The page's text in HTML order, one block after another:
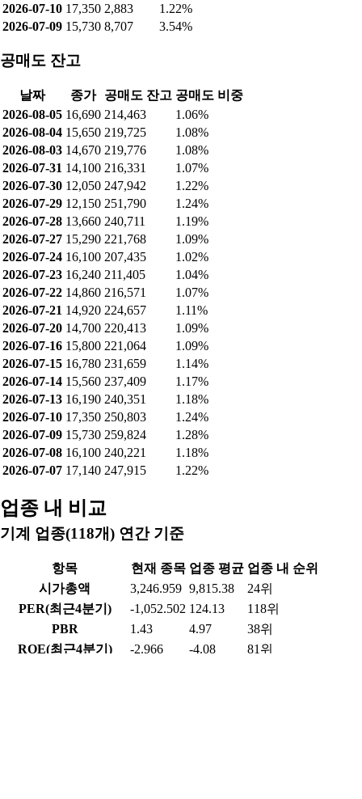
2026-07-10 17,350 2,883
1.22%
2026-07-09 15,730 8,707 3.54%
공매도 잔고
날짜 종가 공매도 잔고 공매도 비중
2026-08-05 16,690 214,463
1.06%
2026-08-04 15,650 219,725
1.08%
2026-08-03 14,670 219,776
1.08%
2026-07-31 14,100 216,331
1.07%
2026-07-30 12,050 247,942
1.22%
2026-07-29 12,150 251,790
1.24%
2026-07-28 13,660 240,711
1.19%
2026-07-27 15,290 221,768
1.09%
2026-07-24 16,100 207,435
1.02%
2026-07-23 16,240 211,405
1.04%
2026-07-22 14,860 216,571
1.07%
2026-07-21 14,920 224,657
1.11%
2026-07-20 14,700 220,413
1.09%
2026-07-16 15,800 221,064
1.09%
2026-07-15 16,780 231,659
1.14%
2026-07-14 15,560 237,409
1.17%
2026-07-13 16,190 240,351
1.18%
2026-07-10 17,350 250,803
1.24%
2026-07-09 15,730 259,824
1.28%
2026-07-08 16,100 240,221
1.18%
2026-07-07 17,140 247,915 1.22%
업종 내 비교
기계 업종(118개) 연간 기준
항목 현재 종목 업종 평균 업종 내 순위
시가총액
3,246.959 9,815.38
24위
PER(최근4분기)
-1,052.502 124.13
118위
PBR
1.43 4.97
38위
ROE(최근4분기)
-2.966 -4.08
81위